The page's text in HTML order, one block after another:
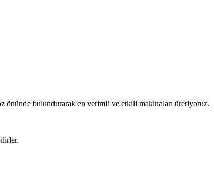
önünde bulundurarak en verimli ve etkili makinaları üretiyoruz.